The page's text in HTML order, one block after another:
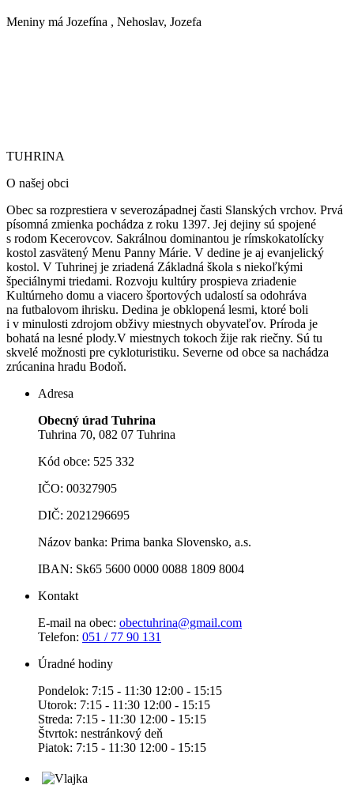
Meniny má Jozefína , Nehoslav, Jozefa
TUHRINA
O našej obci
Obec sa rozprestiera v severozápadnej časti Slanských vrchov. Prvá
písomná zmienka pochádza z roku 1397. Jej dejiny sú spojené
s rodom Kecerovcov. Sakrálnou dominantou je rímskokatolícky
kostol zasvätený Menu Panny Márie. V dedine je aj evanjelický
kostol. V Tuhrinej je zriadená Základná škola s niekoľkými
špeciálnymi triedami. Rozvoju kultúry prospieva zriadenie
Kultúrneho domu a viacero športových udalostí sa odohráva
na futbalovom ihrisku. Dedina je obklopená lesmi, ktoré boli
i v minulosti zdrojom obživy miestnych obyvateľov. Príroda je
bohatá na lesné plody.V miestnych tokoch žije rak riečny. Sú tu
skvelé možnosti pre cykloturistiku. Severne od obce sa nachádza
zrúcanina hradu Bodoň.
Adresa
Obecný úrad Tuhrina
Tuhrina 70, 082 07 Tuhrina
Kód obce: 525 332
IČO: 00327905
DIČ: 2021296695
Názov banka: Prima banka Slovensko, a.s.
IBAN: Sk65 5600 0000 0088 1809 8004
Kontakt
E-mail na obec: obectuhrina@gmail.com
Telefon: 051 / 77 90 131
Úradné hodiny
Pondelok: 7:15 - 11:30 12:00 - 15:15
Utorok: 7:15 - 11:30 12:00 - 15:15
Streda: 7:15 - 11:30 12:00 - 15:15
Štvrtok: nestránkový deň
Piatok: 7:15 - 11:30 12:00 - 15:15